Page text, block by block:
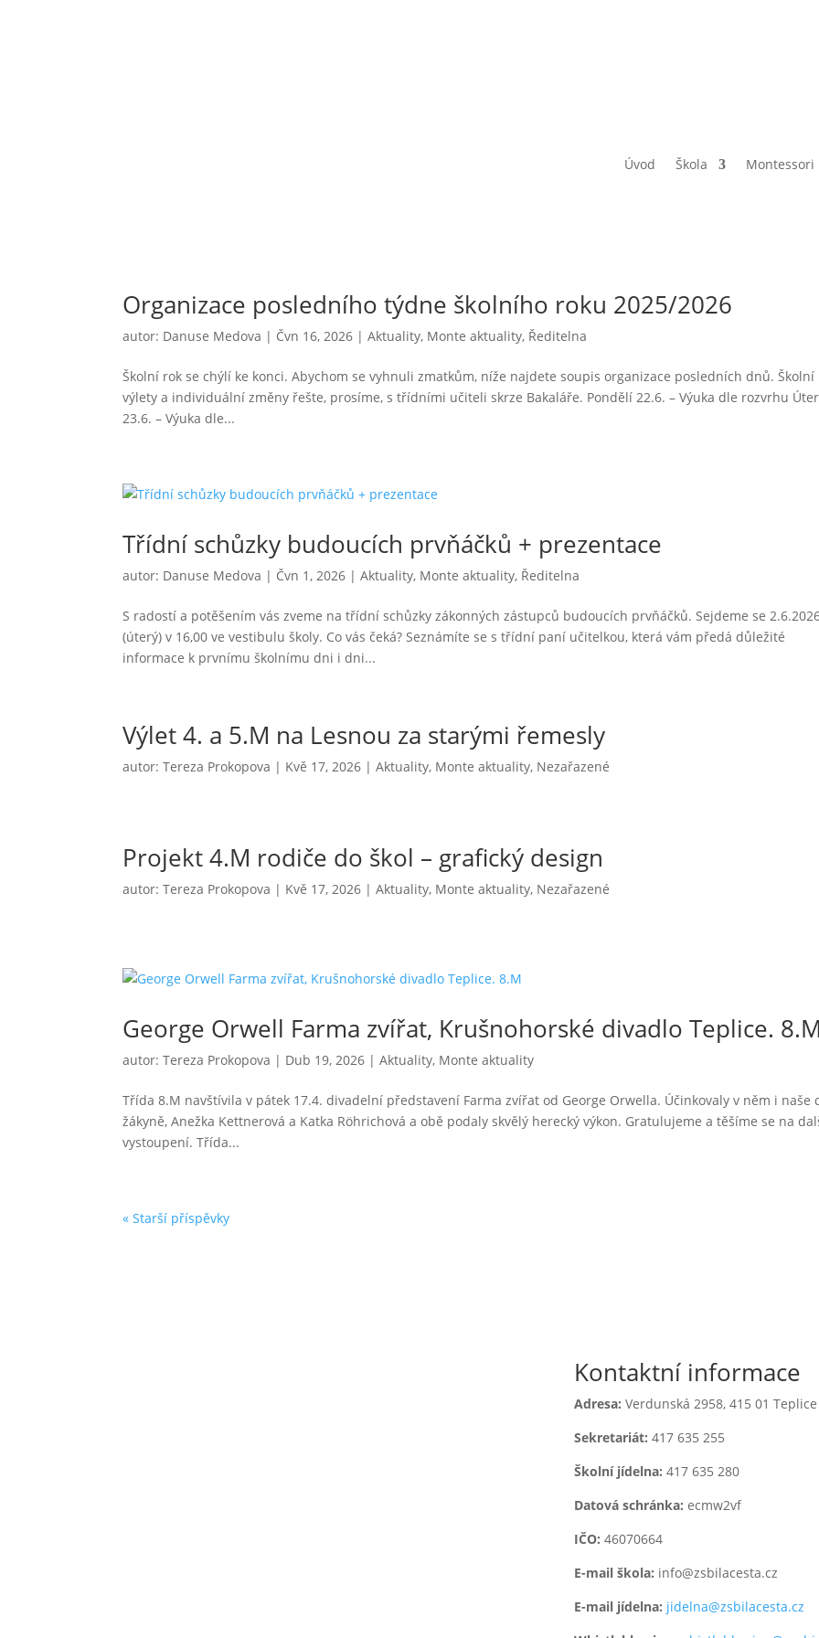
Úvod Škola Montessori
třídy od 16 hodin a druhý stupeň Montessori třídy od 18 hodin. V 17:30 bychom se sešli na valné hromadě ve
Organizace posledního týdne školního roku 2025/2026
autor: Danuse Medova | Čvn 16, 2026 |Aktuality, Monte aktuality, Ředitelna
Školní rok se chýlí ke konci. Abychom se vyhnuli zmatkům, níže najdete soupis organizace posledních dnů. Školní
výlety a individuální změny řešte, prosíme, s třídními učiteli skrze Bakaláře. Pondělí 22.6. – Výuka dle rozvrhu
23.6. – Výuka dle...
Třídní schůzky budoucích prvňáčků + prezentace
autor: Danuse Medova | Čvn 1, 2026 |Aktuality, Monte aktuality, Ředitelna
S radostí a potěšením vás zveme na třídní schůzky zákonných zástupců budoucích prvňáčků. Sejdeme se
(úterý) v 16,00 ve vestibulu školy. Co vás čeká? Seznámíte se s třídní paní učitelkou, která vám předá důležité
informace k prvnímu školnímu dni i dni...
Výlet 4. a 5.M na Lesnou za starými řemesly
autor:Tereza Prokopova | Kvě 17, 2026 |Aktuality, Monte aktuality, Nezařazené
Projekt 4.M rodiče do škol – grafický design
autor:Tereza Prokopova | Kvě 17, 2026 |Aktuality, Monte aktuality, Nezařazené
George Orwell Farma zvířat, Krušnohorské divadlo Teplice. 8.M
autor:Tereza Prokopova | Dub 19, 2026 |Aktuality, Monte aktuality
Třída 8.M navštívila v pátek 17.4. divadelní představení Farma zvířat od George Orwella. Účinkovaly v něm i naše
žákyně, Anežka Kettnerová a Katka Röhrichová a obě podaly skvělý herecký výkon. Gratulujeme a těšíme se na
vystoupení. Třída...
« Starší příspěvky
Kontaktní informace
Adresa: Verdunská 2958,415 01 Teplice
Sekretariát: 417 635 255
Školní jídelna:417 635 280
Datová schránka: ecmw2vf
IČO: 46070664
E-mail škola: info@zsbilacesta.cz
E-mail jídelna: jidelna@zsbilacesta.cz